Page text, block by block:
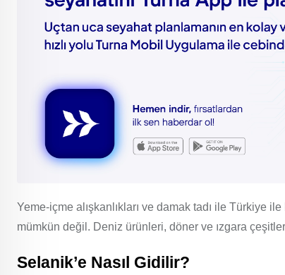
Yeme-içme alışkanlıkları ve damak tadı ile Türkiye
mümkün değil. Deniz ürünleri, döner ve ızgara
Selanik’e Nasıl Gidilir?